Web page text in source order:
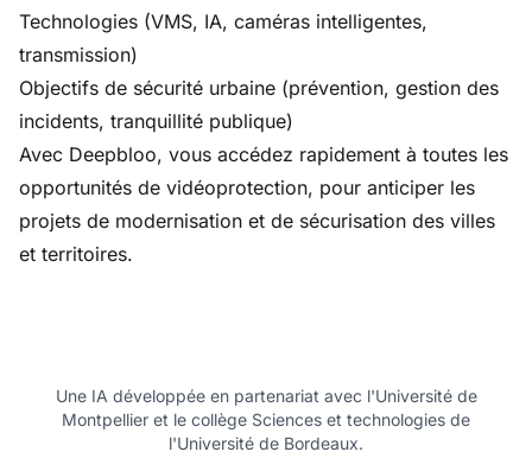
Technologies (VMS, IA, caméras intelligentes,
transmission)
Objectifs de sécurité urbaine (prévention, gestion des
incidents, tranquillité publique)
Avec Deepbloo, vous accédez rapidement à toutes les
opportunités de vidéoprotection, pour anticiper les
projets de modernisation et de sécurisation des villes
et territoires.
Une IA développée en partenariat avec l'Université de
Montpellier et le collège Sciences et technologies de
l'Université de Bordeaux.